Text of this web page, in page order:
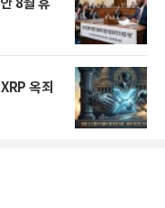
8월 휴
옥죄